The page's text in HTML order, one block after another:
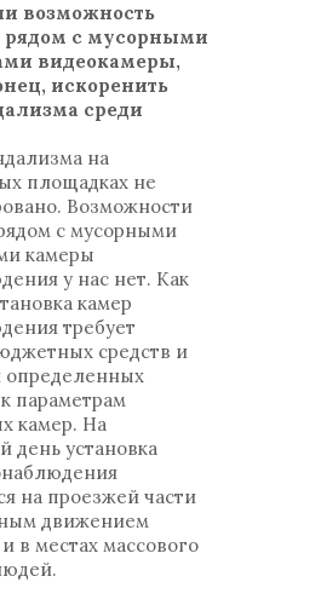
возможность
рядом с мусорными
видеокамеры,
искоренить
среди
на
площадках не
Возможности
с мусорными
камеры
у нас нет. Как
камер
требует
средств и
определенных
параметрам
камер. На
день установка
на проезжей части
движением
в местах массового